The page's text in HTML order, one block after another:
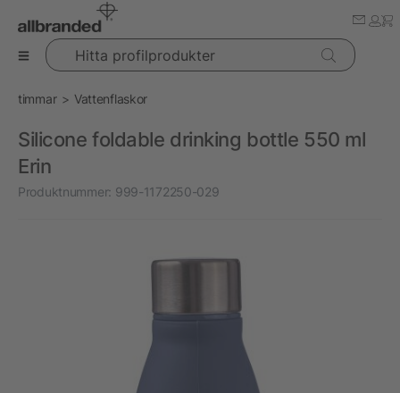
Hitta profilprodukter
timmar Vattenflaskor
Silicone foldable drinking bottle 550 ml
Erin
Produktnummer: 999-1172250-029